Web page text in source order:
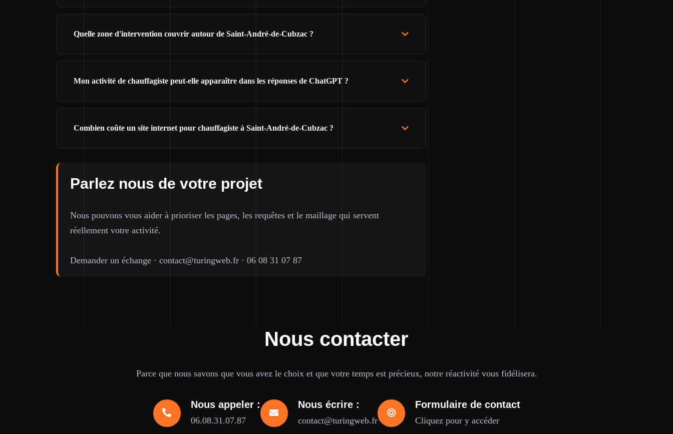
Quelle zone d'intervention couvrir autour de Saint-André-de-Cubzac ?
Mon activité de chauffagiste peut-elle apparaître dans les réponses de ChatGPT ?
Combien coûte un site internet pour chauffagiste à Saint-André-de-Cubzac ?
Parlez nous de votre projet
Nous pouvons vous aider à prioriser les pages, les requêtes et le maillage qui servent
réellement votre activité.
Demander un échange · contact@turingweb.fr · 06 08 31 07 87
Nous contacter
Parce que nous savons que vous avez le choix et que votre temps est précieux, notre réactivité vous fidélisera.
Nous appeler :
06.08.31.07.87
Nous écrire :
contact@turingweb.fr
Formulaire de contact
Cliquez pour y accéder